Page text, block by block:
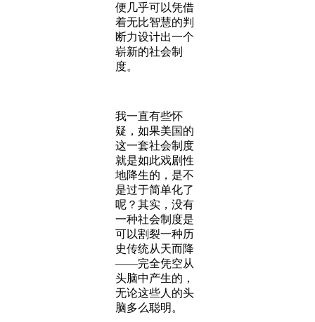
便几乎可以凭借
着无比智慧的判
断力设计出一个
崭新的社会制
度。
我一直有些怀
疑，如果美国的
这一套社会制度
就是如此戏剧性
地降生的，是不
是过于简单化了
呢？其实，没有
一种社会制度是
可以割裂一种历
史传统从天而降
——完全凭空从
头脑中产生的，
无论这些人的头
脑多么聪明。